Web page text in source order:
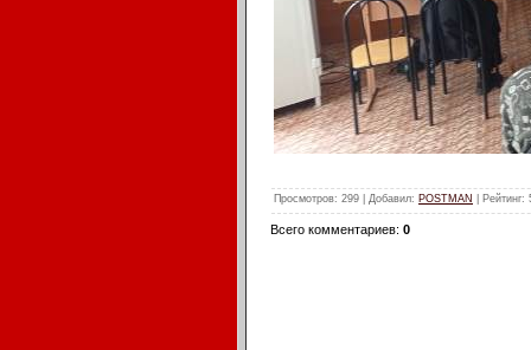
Просмотров: 299 | Добавил: POSTMAN Рейтинг:
Всего комментариев: 0